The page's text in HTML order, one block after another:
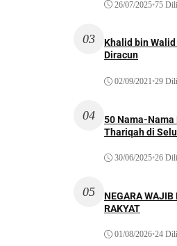
26/07/2025•75
03
Khalid bin
Diracun
02/09/2021•29
04
50 Nama-Nama
Thariqah di
30/06/2025•26
05
NEGARA
RAKYAT
01/08/2026•24